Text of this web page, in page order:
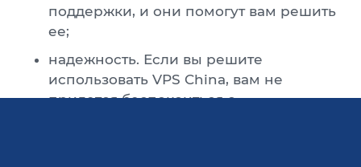
поддержки, и они помогут вам решить
ее;
надежность. Если вы решите
использовать VPS China, вам не
придется беспокоиться о